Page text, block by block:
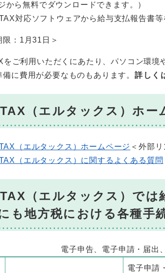
から無料でダウンロードできます。）
対応ソフトウェアから給与支払報告書等
限：1月31日＞
ご利用いただくにあたり、パソコン環境
備に費用が必要なものもあります。 詳しく
（エルタックス）ホー
（エルタックス）ホームページ ＜外部リ
（エルタックス）に関するよくある質問
（エルタックス）では
も地方税における各種手
電子申告、電子申請・届出
電子申請